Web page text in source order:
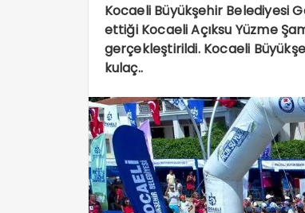
Kocaeli Büyükşehir Belediyesi
ettiği Kocaeli Açıksu Yüzme
gerçekleştirildi. Kocaeli
kulaç..